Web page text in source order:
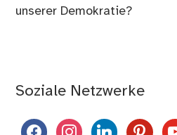
unserer Demokratie?
Soziale Netzwerke
facebookinstagramlinkedinpinterest